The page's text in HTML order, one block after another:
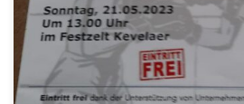
jeweils den Titel Stadtmeister sicheren
paar Bilder!! Mehr Bilder könnt Ihr in
noch ein paar Videos vom Abend!